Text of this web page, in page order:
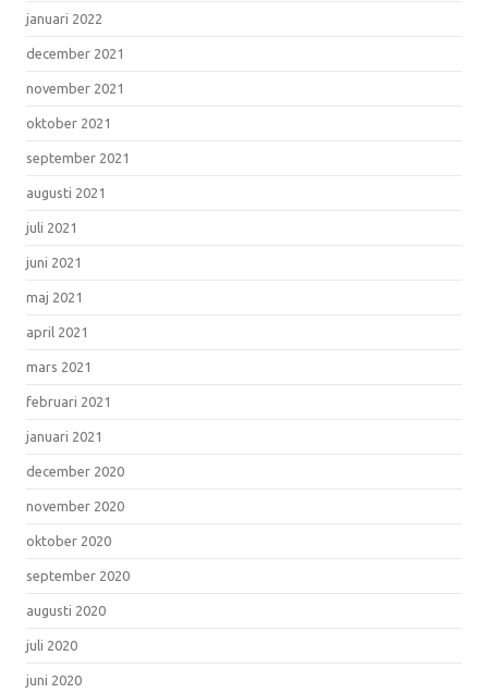
januari 2022
december 2021
november 2021
oktober 2021
september 2021
augusti 2021
juli 2021
juni 2021
maj 2021
april 2021
mars 2021
februari 2021
januari 2021
december 2020
november 2020
oktober 2020
september 2020
augusti 2020
juli 2020
juni 2020